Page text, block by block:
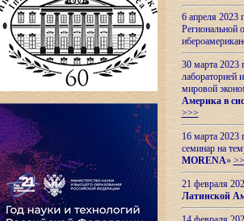
6 апреля
Региональной
30 марта 2023
лабораторией
мировой
Америка в
>>>
16 марта 2023
семинар на
MORENA»
21 февраля
Латинской